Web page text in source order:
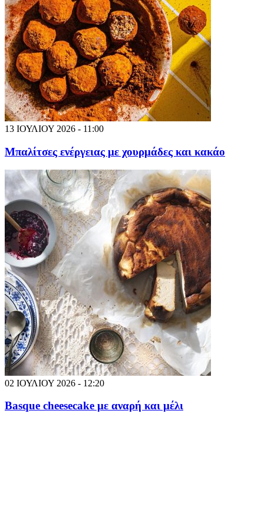
13 ΙΟΥΛΙΟΥ 2026 - 11:00
Μπαλίτσες ενέργειας με χουρμάδες και κακάο
02 ΙΟΥΛΙΟΥ 2026 - 12:20
Basque cheesecake με αναρή και μέλι